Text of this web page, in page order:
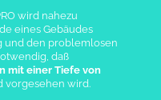
wird nahezu
eines Gebäudes
und den problemlosen
daß
mit einer Tiefe von
vorgesehen wird.